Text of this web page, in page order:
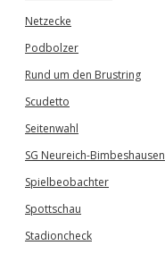
Netzecke
Podbolzer
Rund um den Brustring
Scudetto
Seitenwahl
SG Neureich-Bimbeshausen
Spielbeobachter
Spottschau
Stadioncheck